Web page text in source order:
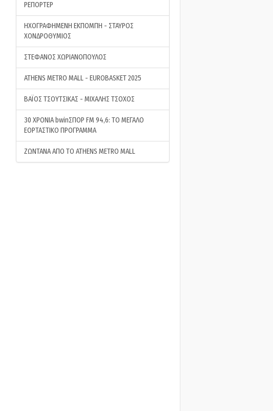
ΡΕΠΟΡΤΕΡ
ΗΧΟΓΡΑΦΗΜΕΝΗ ΕΚΠΟΜΠΗ - ΣΤΑΥΡΟΣ
ΧΟΝΔΡΟΘΥΜΙΟΣ
ΣΤΕΦΑΝΟΣ ΧΩΡΙΑΝΟΠΟΥΛΟΣ
ATHENS METRO MALL - EUROBASKET 2025
ΒΑΪΟΣ ΤΣΟΥΤΣΙΚΑΣ - ΜΙΧΑΛΗΣ ΤΣΟΧΟΣ
30 ΧΡΟΝΙΑ bwinΣΠΟΡ FM 94,6: ΤΟ ΜΕΓΑΛΟ
ΕΟΡΤΑΣΤΙΚΟ ΠΡΟΓΡΑΜΜΑ
ΖΩΝΤΑΝΑ ΑΠΟ ΤΟ ATHENS METRO MALL